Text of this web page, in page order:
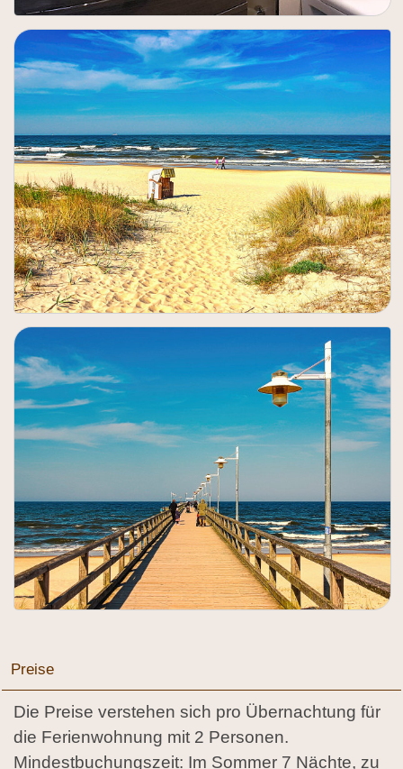
Preise
Die Preise verstehen sich pro Übernachtung für
die Ferienwohnung mit 2 Personen.
Mindestbuchungszeit: Im Sommer 7 Nächte, zu